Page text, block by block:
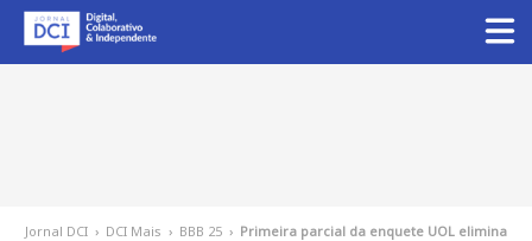
Jornal DCI › DCI Mais › BBB 25 › Primeira parcial da enquete UOL elimina